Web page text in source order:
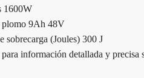
1600W
plomo 9Ah 48V
sobrecarga (Joules) 300 J
información detallada y precisa